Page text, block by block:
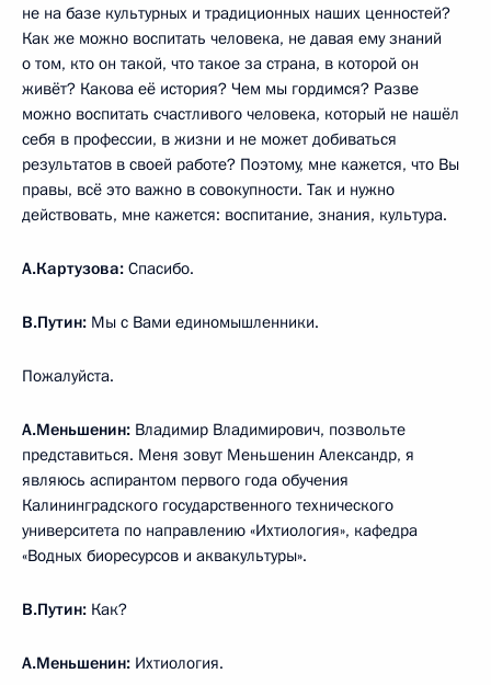
не на базе культурных и традиционных наших ценностей?
Как же можно воспитать человека, не давая ему знаний
о том, кто он такой, что такое за страна, в которой он
живёт? Какова её история? Чем мы гордимся? Разве
можно воспитать счастливого человека, который не нашёл
себя в профессии, в жизни и не может добиваться
результатов в своей работе? Поэтому, мне кажется, что Вы
правы, всё это важно в совокупности. Так и нужно
действовать, мне кажется: воспитание, знания, культура.
А.Картузова: Спасибо.
В.Путин: Мы с Вами единомышленники.
Пожалуйста.
А.Меньшенин: Владимир Владимирович, позвольте
представиться. Меня зовут Меньшенин Александр, я
являюсь аспирантом первого года обучения
Калининградского государственного технического
университета по направлению «Ихтиология», кафедра
«Водных биоресурсов и аквакультуры».
В.Путин: Как?
А.Меньшенин: Ихтиология.